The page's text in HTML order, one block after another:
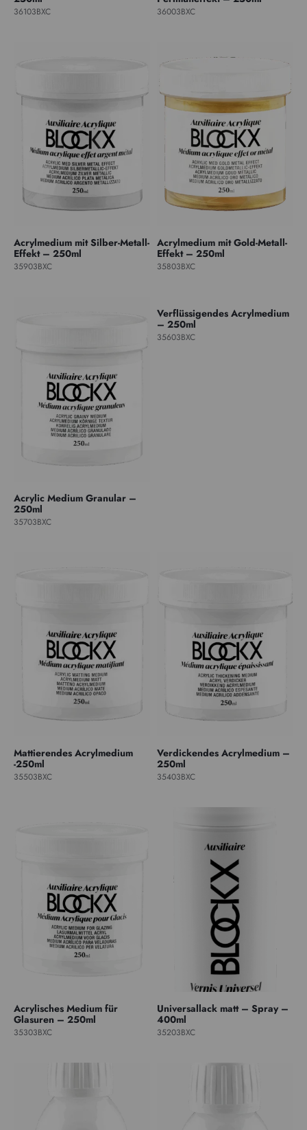
36103BXC 36003BXC
Acrylmedium mit Silber-Metall-
Effekt – 250ml
35903BXC
Acrylmedium mit Gold-Metall-
Effekt – 250ml
35803BXC
Acrylic Medium Granular –
250ml
35703BXC
Verflüssigendes Acrylmedium
– 250ml
35603BXC
Mattierendes Acrylmedium
-250ml
35503BXC
Verdickendes Acrylmedium –
250ml
35403BXC
Acrylisches Medium für
Glasuren – 250ml
35303BXC
Universallack matt – Spray –
400ml
35203BXC